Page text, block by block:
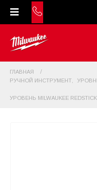
ГЛАВНАЯ
РУЧНОЙ ИНСТРУМЕНТ
УРОВЕНЬ MILWAUKEE